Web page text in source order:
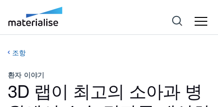
조항
환자 이야기
3D 랩이 최고의 소아과 병